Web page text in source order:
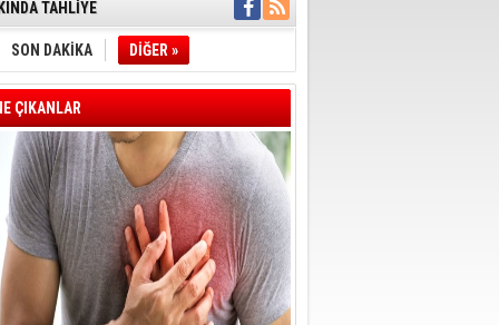
DERNEĞİ
ÇİZGİMİZ
ALANA
KARARTMA
VERİLDİ
VELİ AĞBABA
ÇERÇEVE YASA
BAŞLADI
SON DAKİKA DİĞER »
ÇIKANLAR